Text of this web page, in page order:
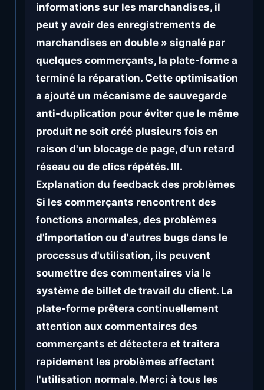
informations sur les marchandises, il
peut y avoir des enregistrements de
marchandises en double » signalé par
quelques commerçants, la plate-forme a
terminé la réparation. Cette optimisation
a ajouté un mécanisme de sauvegarde
anti-duplication pour éviter que le même
produit ne soit créé plusieurs fois en
raison d'un blocage de page, d'un retard
réseau ou de clics répétés. III.
Explanation du feedback des problèmes
Si les commerçants rencontrent des
fonctions anormales, des problèmes
d'importation ou d'autres bugs dans le
processus d'utilisation, ils peuvent
soumettre des commentaires via le
système de billet de travail du client. La
plate-forme prêtera continuellement
attention aux commentaires des
commerçants et détectera et traitera
rapidement les problèmes affectant
l'utilisation normale. Merci à tous les